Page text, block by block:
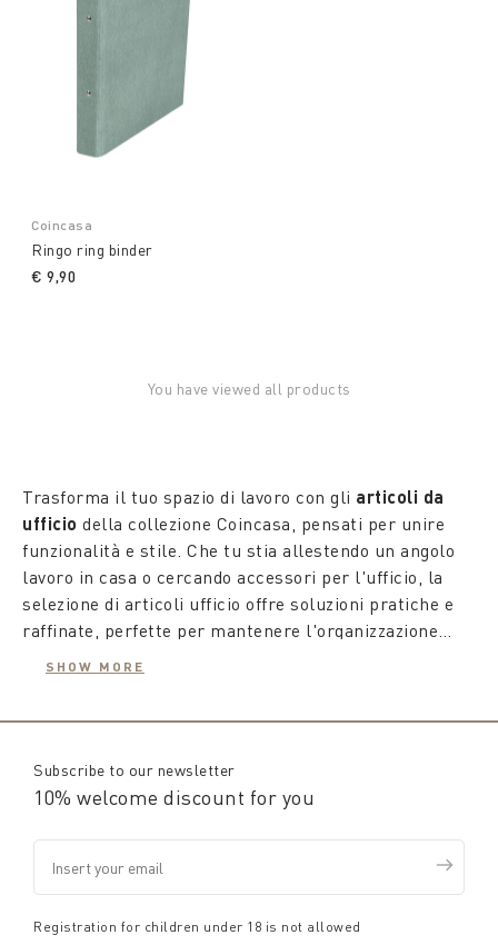
Coincasa
Ringo ring binder
€ 9,90
You have viewed all products
Trasforma il tuo spazio di lavoro con gli articoli da
ufficio della collezione Coincasa, pensati per unire
funzionalità e stile. Che tu stia allestendo un angolo
lavoro in casa o cercando accessori per l'ufficio, la
selezione di articoli ufficio offre soluzioni pratiche e
raffinate, perfette per mantenere l'organizzazione
completano
tutto l'ufficio
materiali di qualità, donando un tocco personale
anche agli spazi più funzionali come raccoglitori e
scatole.
Scegli tra i nostri articoli per arricchire il tuo ufficio
con dettagli che ispirano produttività e stile, creando
un ambiente di lavoro accogliente e ben organizzato.
SHOW MORE
Subscribe to our newsletter
10% welcome discount for you
Registration for children under 18 is not allowed